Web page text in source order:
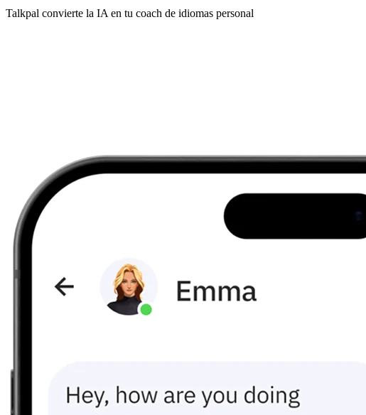
Talkpal convierte la IA en tu coach de idiomas personal